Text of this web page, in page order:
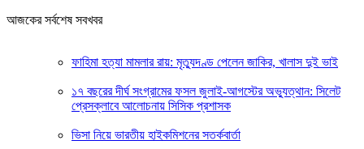
আজকের সর্বশেষ সবখবর
ফাহিমা হত্যা মামলার রায়: মৃত্যুদণ্ড পেলেন জাকির, খালাস দুই ভাই
১৭ বছরের দীর্ঘ সংগ্রামের ফসল জুলাই-আগস্টের অভ্যুত্থান: সিলেট
প্রেসক্লাবে আলোচনায় সিসিক প্রশাসক
ভিসা নিয়ে ভারতীয় হাইকমিশনের সতর্কবার্তা